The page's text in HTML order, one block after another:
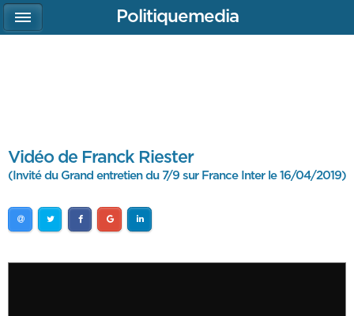
Vidéo de Franck Riester
(Invité du Grand entretien du 7/9 sur France Inter le 16/04/2019)
Politiquemedia